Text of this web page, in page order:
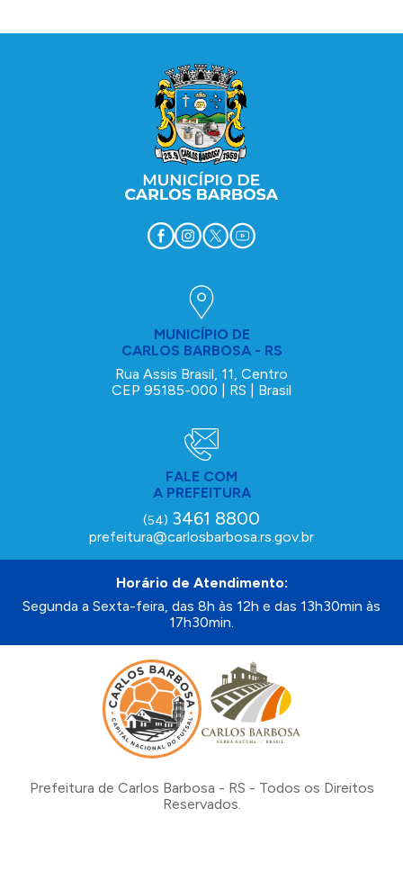
MUNICÍPIO DE
CARLOS BARBOSA - RS
Rua Assis Brasil, 11, Centro
CEP 95185-000 | RS | Brasil
FALE COM
A PREFEITURA
(54) 3461 8800
prefeitura@carlosbarbosa.rs.gov.br
Horário de Atendimento:
Segunda a Sexta-feira, das 8h às 12h e das 13h30min às
17h30min.
Prefeitura de Carlos Barbosa - RS - Todos os Direitos
Reservados.